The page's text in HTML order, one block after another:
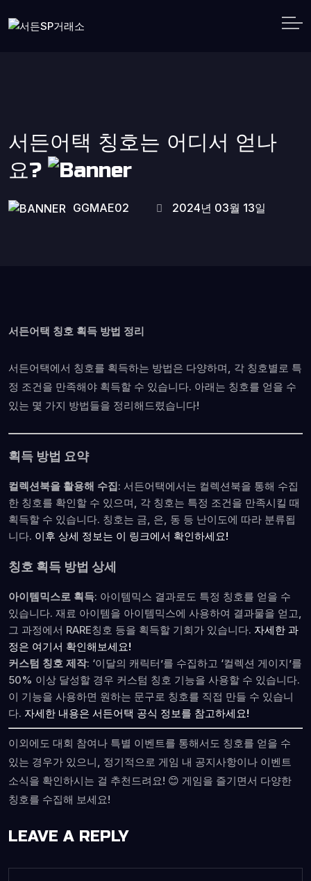
서든어택 칭호는 어디서 얻나
요?
GGMAE02 2024년 03월 13일
서든어택 칭호 획득 방법 정리
서든어택에서 칭호를 획득하는 방법은 다양하며, 각 칭호별로 특
정 조건을 만족해야 획득할 수 있습니다. 아래는 칭호를 얻을 수
있는 몇 가지 방법들을 정리해드렸습니다!
획득 방법 요약
컬렉션북을 활용해 수집: 서든어택에서는 컬렉션북을 통해 수집
한 칭호를 확인할 수 있으며, 각 칭호는 특정 조건을 만족시킬 때
획득할 수 있습니다. 칭호는 금, 은, 동 등 난이도에 따라 분류됩
니다. 이후 상세 정보는 이 링크에서 확인하세요!
칭호 획득 방법 상세
아이템믹스로 획득: 아이템믹스 결과로도 특정 칭호를 얻을 수
있습니다. 재료 아이템을 아이템믹스에 사용하여 결과물을 얻고,
그 과정에서 RARE칭호 등을 획득할 기회가 있습니다. 자세한 과
정은 여기서 확인해보세요!
커스텀 칭호 제작: ‘이달의 캐릭터’를 수집하고 ‘컬렉션 게이지’를
50% 이상 달성할 경우 커스텀 칭호 기능을 사용할 수 있습니다.
이 기능을 사용하면 원하는 문구로 칭호를 직접 만들 수 있습니
다. 자세한 내용은 서든어택 공식 정보를 참고하세요!
이외에도 대회 참여나 특별 이벤트를 통해서도 칭호를 얻을 수
있는 경우가 있으니, 정기적으로 게임 내 공지사항이나 이벤트
소식을 확인하시는 걸 추천드려요! 😊 게임을 즐기면서 다양한
칭호를 수집해 보세요!
LEAVE A REPLY